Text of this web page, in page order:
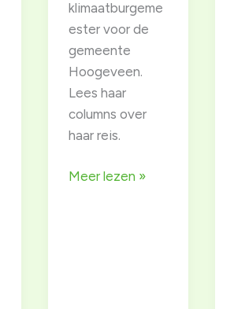
klimaatburgeme
ester voor de
gemeente
Hoogeveen.
Lees haar
columns over
haar reis.
Column
Meer lezen »